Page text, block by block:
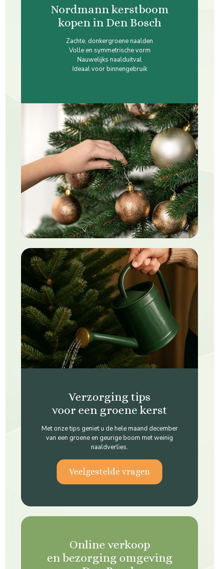
Nordmann kerstboom
kopen in Den Bosch
Zachte, donkergroene naalden
Volle en symmetrische vorm
Nauwelijks naalduitval
Ideaal voor binnengebruik
Verzorging tips
voor een groene kerst
Met onze tips geniet u de hele maand december
van een groene en geurige boom met weinig
naaldverlies.
Veelgestelde vragen
Online verkoop
en bezorging omgeving